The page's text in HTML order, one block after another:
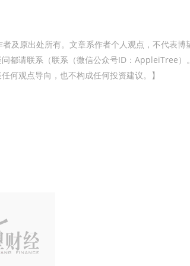
及原出处所有。文章系作者个人观点，不代表博
都请联系（联系（微信公众号ID：AppleiTree）
何观点导向，也不构成任何投资建议。】